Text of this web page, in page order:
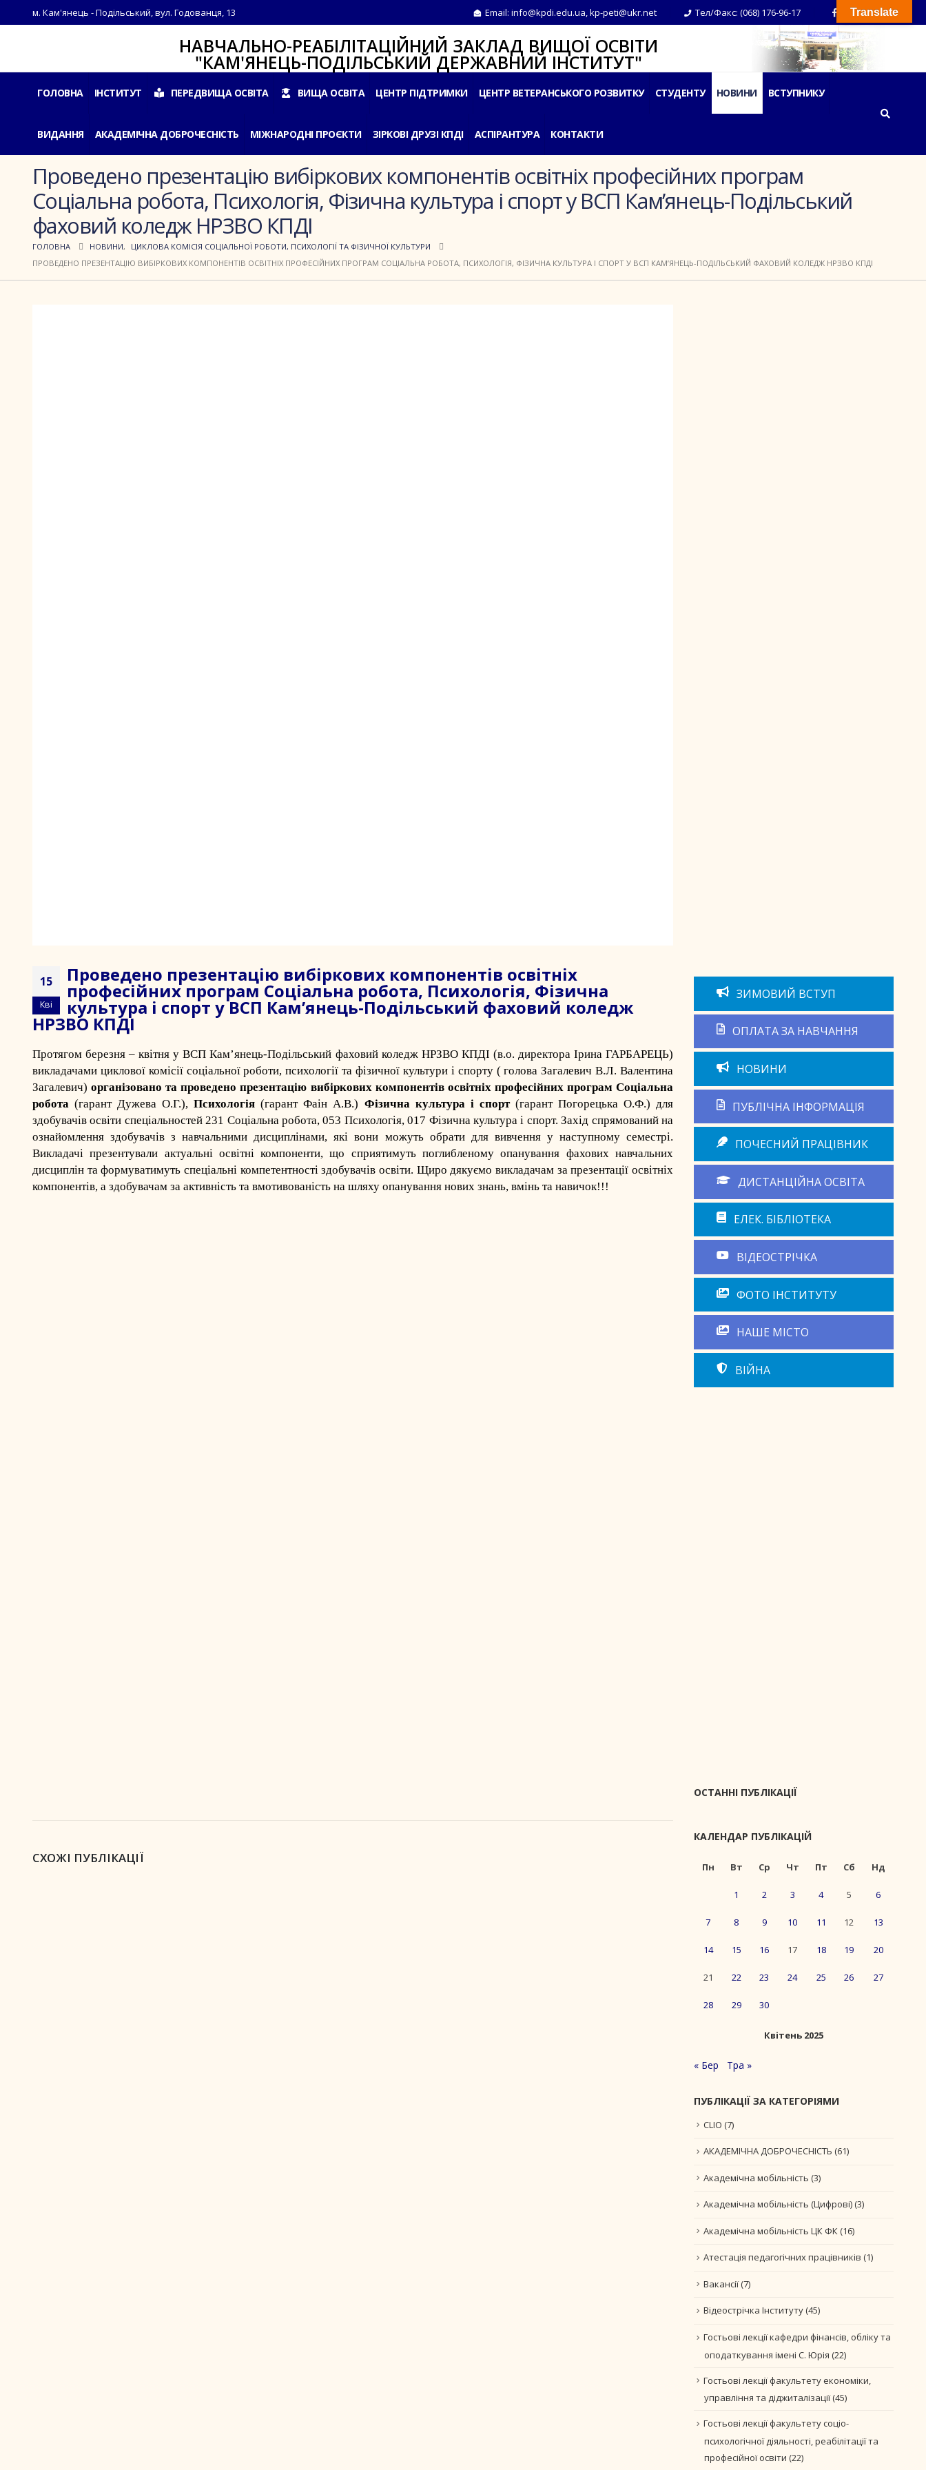
м. Кам'янець - Подільський, вул. Годованця, 13 Email: info@kpdi.edu.ua,kp-peti@ukr.net Тел/Факс: (068) 176-96-17
НАВЧАЛЬНО-РЕАБІЛІТАЦІЙНИЙ ЗАКЛАД ВИЩОЇ ОСВІТИ
"КАМ'ЯНЕЦЬ-ПОДІЛЬСЬКИЙ ДЕРЖАВНИЙ ІНСТИТУТ"
ГОЛОВНА ІНСТИТУТ ПЕРЕДВИЩА ОСВІТА ВИЩА ОСВІТА ЦЕНТР ПІДТРИМКИ ЦЕНТР ВЕТЕРАНСЬКОГО РОЗВИТКУ СТУДЕНТУ НОВИНИ ВСТУПНИКУ
ВИДАННЯ АКАДЕМІЧНА ДОБРОЧЕСНІСТЬ МІЖНАРОДНІ ПРОЄКТИ ЗІРКОВІ ДРУЗІ КПДІ АСПІРАНТУРА КОНТАКТИ
Проведено презентацію вибіркових компонентів освітніх професійних програм
Соціальна робота, Психологія, Фізична культура і спорт у ВСП Кам’янець-Подільський
фаховий коледж НРЗВО КПДІ
ГОЛОВНА НОВИНИ,
ЦИКЛОВА КОМІСІЯ СОЦІАЛЬНОЇ РОБОТИ, ПСИХОЛОГІЇ ТА ФІЗИЧНОЇ КУЛЬТУРИ
ПРОВЕДЕНО ПРЕЗЕНТАЦІЮ ВИБІРКОВИХ КОМПОНЕНТІВ ОСВІТНІХ ПРОФЕСІЙНИХ ПРОГРАМ СОЦІАЛЬНА РОБОТА, ПСИХОЛОГІЯ, ФІЗИЧНА КУЛЬТУРА І СПОРТ У ВСП КАМ’ЯНЕЦЬ-ПОДІЛЬСЬКИЙ ФАХОВИЙ КОЛЕДЖ НРЗВО КПДІ
15
Кві
Проведено презентацію вибіркових компонентів освітніх
професійних програм Соціальна робота, Психологія, Фізична
культура і спорт у ВСП Кам’янець-Подільський фаховий коледж
НРЗВО КПДІ
Протягом березня – квітня уВСП Кам’янець-Подільський фаховий коледж НРЗВО КПДІ (в.о. директора Ірина ГАРБАРЕЦЬ)
викладачами циклової комісії соціальної роботи, психології та фізичної культури і спорту ( голова Загалевич В.Л. Валентина
Загалевич)організовано та проведено презентацію вибіркових компонентів освітніх професійних програм Соціальна
робота (гарант Дужева О.Г.),Психологія (гарант Фаін А.В.) Фізична культура і спорт(гарант Погорецька О.Ф.) для
здобувачів освіти спеціальностей 231 Соціальна робота, 053 Психологія, 017 Фізична культура і спорт. Захід спрямований на
ознайомлення здобувачів з навчальними дисциплінами, які вони можуть обрати для вивчення у наступному семестрі.
Викладачі презентували актуальні освітні компоненти, що сприятимуть поглибленому опанування фахових навчальних
дисциплін та формуватимуть спеціальні компетентності здобувачів освіти. Щиро дякуємо викладачам за презентації освітніх
компонентів, а здобувачам за активність та вмотивованість на шляху опанування нових знань, вмінь та навичок!!!
СХОЖІ ПУБЛІКАЦІЇ
ЗИМОВИЙ ВСТУП
ОПЛАТА ЗА НАВЧАННЯ
НОВИНИ
ПУБЛІЧНА ІНФОРМАЦІЯ
ПОЧЕСНИЙ ПРАЦІВНИК
ДИСТАНЦІЙНА ОСВІТА
ЕЛЕК. БІБЛІОТЕКА
ВІДЕОСТРІЧКА
ФОТО ІНСТИТУТУ
НАШЕ МІСТО
ВІЙНА
ОСТАННІ ПУБЛІКАЦІЇ
КАЛЕНДАР ПУБЛІКАЦІЙ
Квітень 2025
Пн Вт Ср Чт Пт Сб Нд
1 2 3 4 5 6
7 8 9 10 11 12 13
14 15 16 17 18 19 20
21 22 23 24 25 26 27
28 29 30
« Бер Тра »
ПУБЛІКАЦІЇ ЗА КАТЕГОРІЯМИ
CLIO (7)
АКАДЕМІЧНА ДОБРОЧЕСНІСТЬ (61)
Академічна мобільність (3)
Академічна мобільність (Цифрові)(3)
Академічна мобільність ЦК ФК(16)
Атестація педагогічних працівників (1)
Вакансії(7)
Відеострічка Інституту(45)
Гостьові лекції кафедри фінансів, обліку та
оподаткування імені С. Юрія (22)
Гостьові лекції факультету економіки,
управління та діджиталізації(45)
Гостьові лекції факультету соціо-
психологічної діяльності, реабілітації та
професійної освіти (22)
Translate